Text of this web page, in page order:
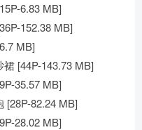
6.83 MB]
152.38 MB]
MB]
[44P-143.73 MB]
35.57 MB]
[28P-82.24 MB]
28.02 MB]